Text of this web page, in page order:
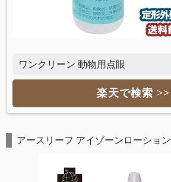
ワンクリーン 動物用点眼
楽天で検索 >>
アースリーフ アイゾーンローション